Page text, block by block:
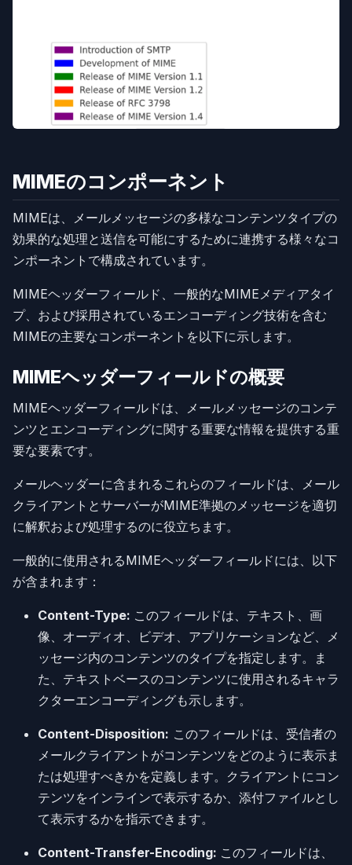
MIMEのコンポーネント
MIMEは、メールメッセージの多様なコンテンツタイプの
効果的な処理と送信を可能にするために連携する様々なコ
ンポーネントで構成されています。
MIMEヘッダーフィールド、一般的なMIMEメディアタイ
プ、および採用されているエンコーディング技術を含む
MIMEの主要なコンポーネントを以下に示します。
MIMEヘッダーフィールドの概要
MIMEヘッダーフィールドは、メールメッセージのコンテ
ンツとエンコーディングに関する重要な情報を提供する重
要な要素です。
メールヘッダーに含まれるこれらのフィールドは、メール
クライアントとサーバーがMIME準拠のメッセージを適切
に解釈および処理するのに役立ちます。
一般的に使用されるMIMEヘッダーフィールドには、以下
が含まれます：
Content-Type: このフィールドは、テキスト、画
像、オーディオ、ビデオ、アプリケーションなど、メ
ッセージ内のコンテンツのタイプを指定します。ま
た、テキストベースのコンテンツに使用されるキャラ
クターエンコーディングも示します。
Content-Disposition: このフィールドは、受信者の
メールクライアントがコンテンツをどのように表示ま
たは処理すべきかを定義します。クライアントにコン
テンツをインラインで表示するか、添付ファイルとし
て表示するかを指示できます。
Content-Transfer-Encoding: このフィールドは、